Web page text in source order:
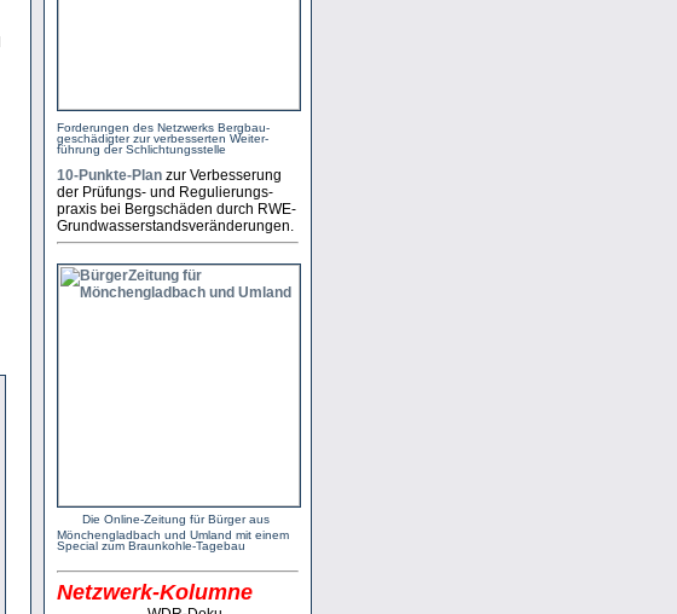
Forderungen des Netzwerks Bergbau­
geschä­digter zur verbesserten Weiter­
führung der Schlichtungsstelle
10-Punkte-Plan zur Verbesserung
der Prüfungs- und Regulierungs­
praxis bei Bergschäden durch RWE-
Grund­wasser­stands­ver­änderungen.
Die Online-Zeitung für Bürger aus
Mönchen­gladbach und Umland mit einem
Special zum Braunkohle-Tagebau
Netzwerk-Kolumne